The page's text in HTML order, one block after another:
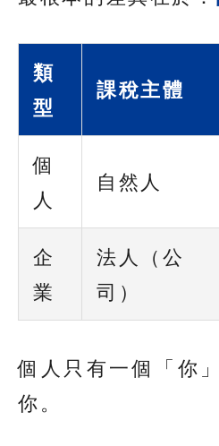
類
型
課稅主體
個
人
自然人
企
業
法人（公
司）
個人只有一個「你
你。